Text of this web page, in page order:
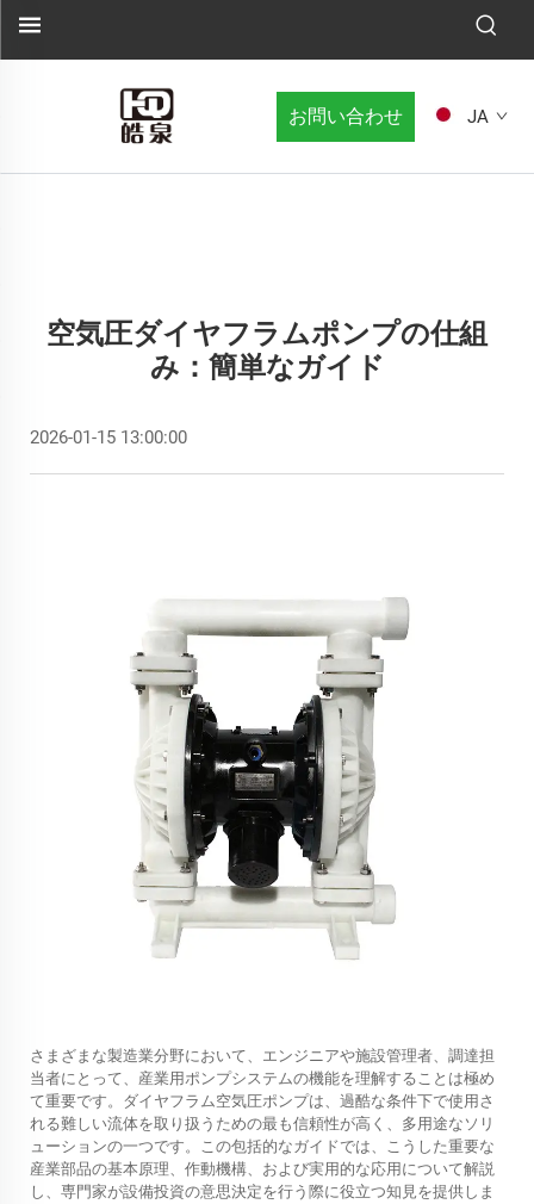
お問い合わせ JA
空気圧ダイヤフラムポンプの仕組
み：簡単なガイド
2026-01-15 13:00:00
さまざまな製造業分野において、エンジニアや施設管理者、調達担
当者にとって、産業用ポンプシステムの機能を理解することは極め
て重要です。ダイヤフラム空気圧ポンプは、過酷な条件下で使用さ
れる難しい流体を取り扱うための最も信頼性が高く、多用途なソリ
ューションの一つです。この包括的なガイドでは、こうした重要な
産業部品の基本原理、作動機構、および実用的な応用について解説
し、専門家が設備投資の意思決定を行う際に役立つ知見を提供しま